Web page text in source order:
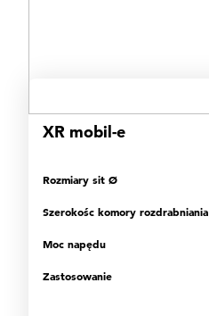
XR mobil-e
Rozmiary sit Ø
Szerokośc komory rozdrabniania
Moc napędu
Zastosowanie